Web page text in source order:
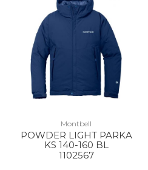
Montbell
POWDER LIGHT PARKA
KS 140-160 BL
1102567